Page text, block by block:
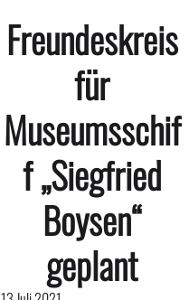
Freundeskreis
für
Museumsschif
f „Siegfried
Boysen“
geplant